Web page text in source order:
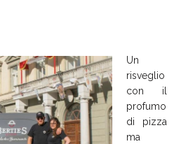
Un
risveglio
con il
profumo
di pizza
ma